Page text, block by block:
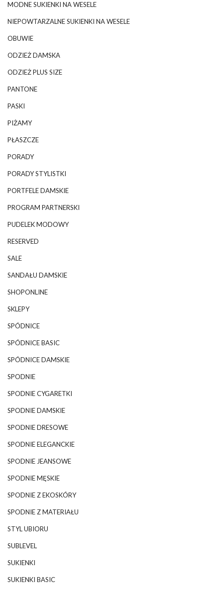
MODNE SUKIENKI NA WESELE
NIEPOWTARZALNE SUKIENKI NA WESELE
OBUWIE
ODZIEŻ DAMSKA
ODZIEŻ PLUS SIZE
PANTONE
PASKI
PIŻAMY
PŁASZCZE
PORADY
PORADY STYLISTKI
PORTFELE DAMSKIE
PROGRAM PARTNERSKI
PUDELEK MODOWY
RESERVED
SALE
SANDAŁU DAMSKIE
SHOPONLINE
SKLEPY
SPÓDNICE
SPÓDNICE BASIC
SPÓDNICE DAMSKIE
SPODNIE
SPODNIE CYGARETKI
SPODNIE DAMSKIE
SPODNIE DRESOWE
SPODNIE ELEGANCKIE
SPODNIE JEANSOWE
SPODNIE MĘSKIE
SPODNIE Z EKOSKÓRY
SPODNIE Z MATERIAŁU
STYL UBIORU
SUBLEVEL
SUKIENKI
SUKIENKI BASIC